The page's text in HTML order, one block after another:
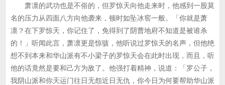
萧凛的武功也是不俗的，但罗惊天向他走来时，他感到一股莫
名的压力从四面八方向他袭来，顿时如坠冰窖一般。「你就是萧
凛？在下罗惊天，你记住了，免得到了阴曹地府不知道是被谁杀
的！」听闻此言，萧凛更是惊骇，他听说过罗惊天的名声，但他绝
想不到本来和华山派有不小梁子的罗惊天会在此时出现，而且，听
他的话竟然是要和己方为敌了。他强打着精神，说道：「罗公子，
我阴山派和你天运门往日无怨近日无仇，你今日为何要帮助华山派